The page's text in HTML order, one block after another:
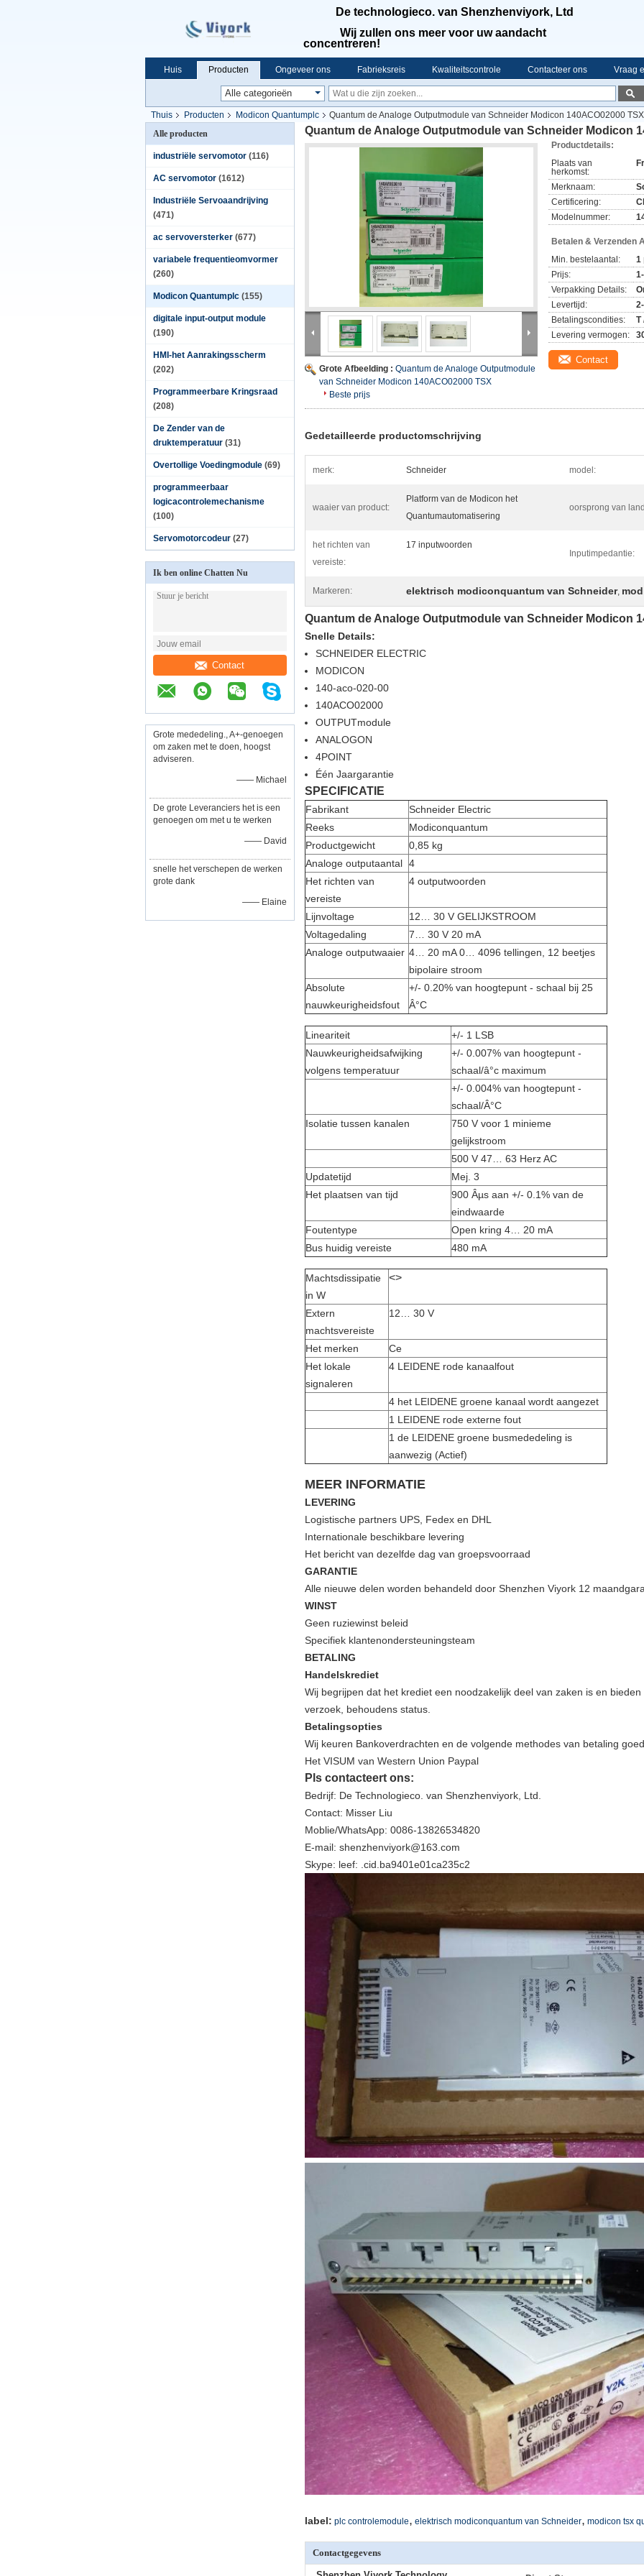
De technologieco. van Shenzhenviyork, Ltd
Wij zullen ons meer voor uw aandacht
concentreren!
Huis Producten Ongeveer ons Fabrieksreis Kwaliteitscontrole Contacteer ons Vraag
Thuis Producten Modicon Quantumplc
Quantum de Analoge Outputmodule van Schneider Modicon 140ACO02000 TSX
Alle producten
industriële servomotor (116)
AC servomotor (1612)
Industriële Servoaandrijving
(471)
ac servoversterker (677)
variabele frequentieomvormer
(260)
Modicon Quantumplc (155)
digitale input-output module
(190)
HMI-het Aanrakingsscherm
(202)
Programmeerbare Kringsraad
(208)
De Zender van de
druktemperatuur (31)
Overtollige Voedingmodule (69)
programmeerbaar
logicacontrolemechanisme
(100)
Servomotorcodeur (27)
Ik ben online Chatten Nu
Contact
Grote mededeling., A+-genoegen
om zaken met te doen, hoogst
adviseren.
—— Michael
De grote Leveranciers het is een
genoegen om met u te werken
—— David
snelle het verschepen de werken
grote dank
—— Elaine
Quantum de Analoge Outputmodule van Schneider Modicon
Grote Afbeelding : Quantum de Analoge Outputmodule
van Schneider Modicon 140ACO02000 TSX
Beste prijs
Productdetails:
Plaats van
herkomst:
Merknaam:
Certificering:
Modelnummer:
Betalen & Verzenden
Min. bestelaantal:
1
Prijs:
Verpakking Details:
Levertijd:
Betalingscondities:
T
Levering vermogen:
Contact
Gedetailleerde productomschrijving
merk: Schneider model:
waaier van product:
Platform van de Modicon het
Quantumautomatisering
oorsprong van
het richten van
vereiste:
17 inputwoorden
Inputimpedantie:
Markeren: elektrisch modiconquantum van Schneider,
Quantum de Analoge Outputmodule van Schneider Modicon
Snelle Details:
SCHNEIDER ELECTRIC
MODICON
140-aco-020-00
140ACO02000
OUTPUTmodule
ANALOGON
4POINT
Één Jaargarantie
SPECIFICATIE
Fabrikant
Schneider Electric
Reeks
Modiconquantum
Productgewicht
0,85 kg
Analoge outputaantal 4
Het richten van
vereiste
4 outputwoorden
Lijnvoltage
12… 30 V GELIJKSTROOM
Voltagedaling
7… 30 V 20 mA
Analoge outputwaaier 4… 20 mA 0… 4096 tellingen, 12 beetjes
bipolaire stroom
Absolute
nauwkeurigheidsfout
+/- 0.20% van hoogtepunt - schaal bij 25
Â°C
Lineariteit
+/- 1 LSB
Nauwkeurigheidsafwijking
volgens temperatuur
+/- 0.007% van hoogtepunt -
schaal/â°c maximum
+/- 0.004% van hoogtepunt -
schaal/Â°C
Isolatie tussen kanalen
750 V voor 1 minieme
gelijkstroom
500 V 47… 63 Herz AC
Updatetijd
Mej. 3
Het plaatsen van tijd
900 Âµs aan +/- 0.1% van de
eindwaarde
Foutentype
Open kring 4… 20 mA
Bus huidig vereiste
480 mA
Machtsdissipatie
in W
<>
Extern
machtsvereiste
12… 30 V
Het merken
Ce
Het lokale
signaleren
4 LEIDENE rode kanaalfout
4 het LEIDENE groene kanaal wordt aangezet
1 LEIDENE rode externe fout
1 de LEIDENE groene busmededeling is
aanwezig (Actief)
MEER INFORMATIE
LEVERING
Logistische partners UPS, Fedex en DHL
Internationale beschikbare levering
Het bericht van dezelfde dag van groepsvoorraad
GARANTIE
Alle nieuwe delen worden behandeld door Shenzhen Viyork 12
WINST
Geen ruziewinst beleid
Specifiek klantenondersteuningsteam
BETALING
Handelskrediet
Wij begrijpen dat het krediet een noodzakelijk deel van zaken is en
verzoek, behoudens status.
Betalingsopties
Wij keuren Bankoverdrachten en de volgende methodes van betaling
Het VISUM van Western Union Paypal
Pls contacteert ons:
Bedrijf: De Technologieco. van Shenzhenviyork, Ltd.
Contact: Misser Liu
Moblie/WhatsApp: 0086-13826534820
E-mail: shenzhenviyork@163.com
Skype: leef: .cid.ba9401e01ca235c2
label: plc controlemodule, elektrisch modiconquantum van Schneider, modicon tsx
Contactgegevens